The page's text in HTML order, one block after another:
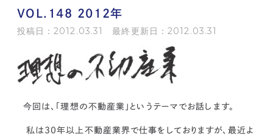
ストレージ室数実績
個人投資家の皆様へ
よくある質問・用語集
IRメール登録
商品情報
先輩社員インタビュー
中途採用
kur
土地活用
エリアリンクグループ ジャパントランクル
カスタマーハラスメントポリ
プライバシーポリシー
VOL.148 2012年
投稿日：2012.03.31 最終更新日：2012.03.31
今回は、「理想の不動産業」というテーマでお話します。
私は30年以上不動産業界で仕事をしておりますが、 最近よ